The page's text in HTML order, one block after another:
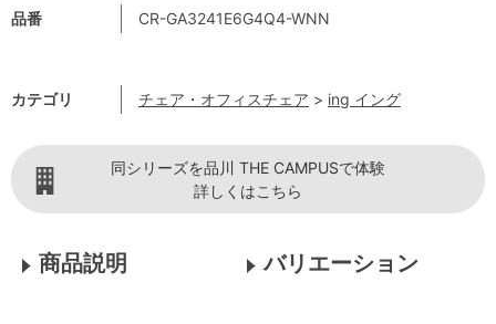
品番
CR-GA3241E6G4Q4-WNN
カテゴリ チェア・オフィスチェア > ing イング
同シリーズを品川 THE CAMPUSで体験
詳しくはこちら
商品説明 バリエーション